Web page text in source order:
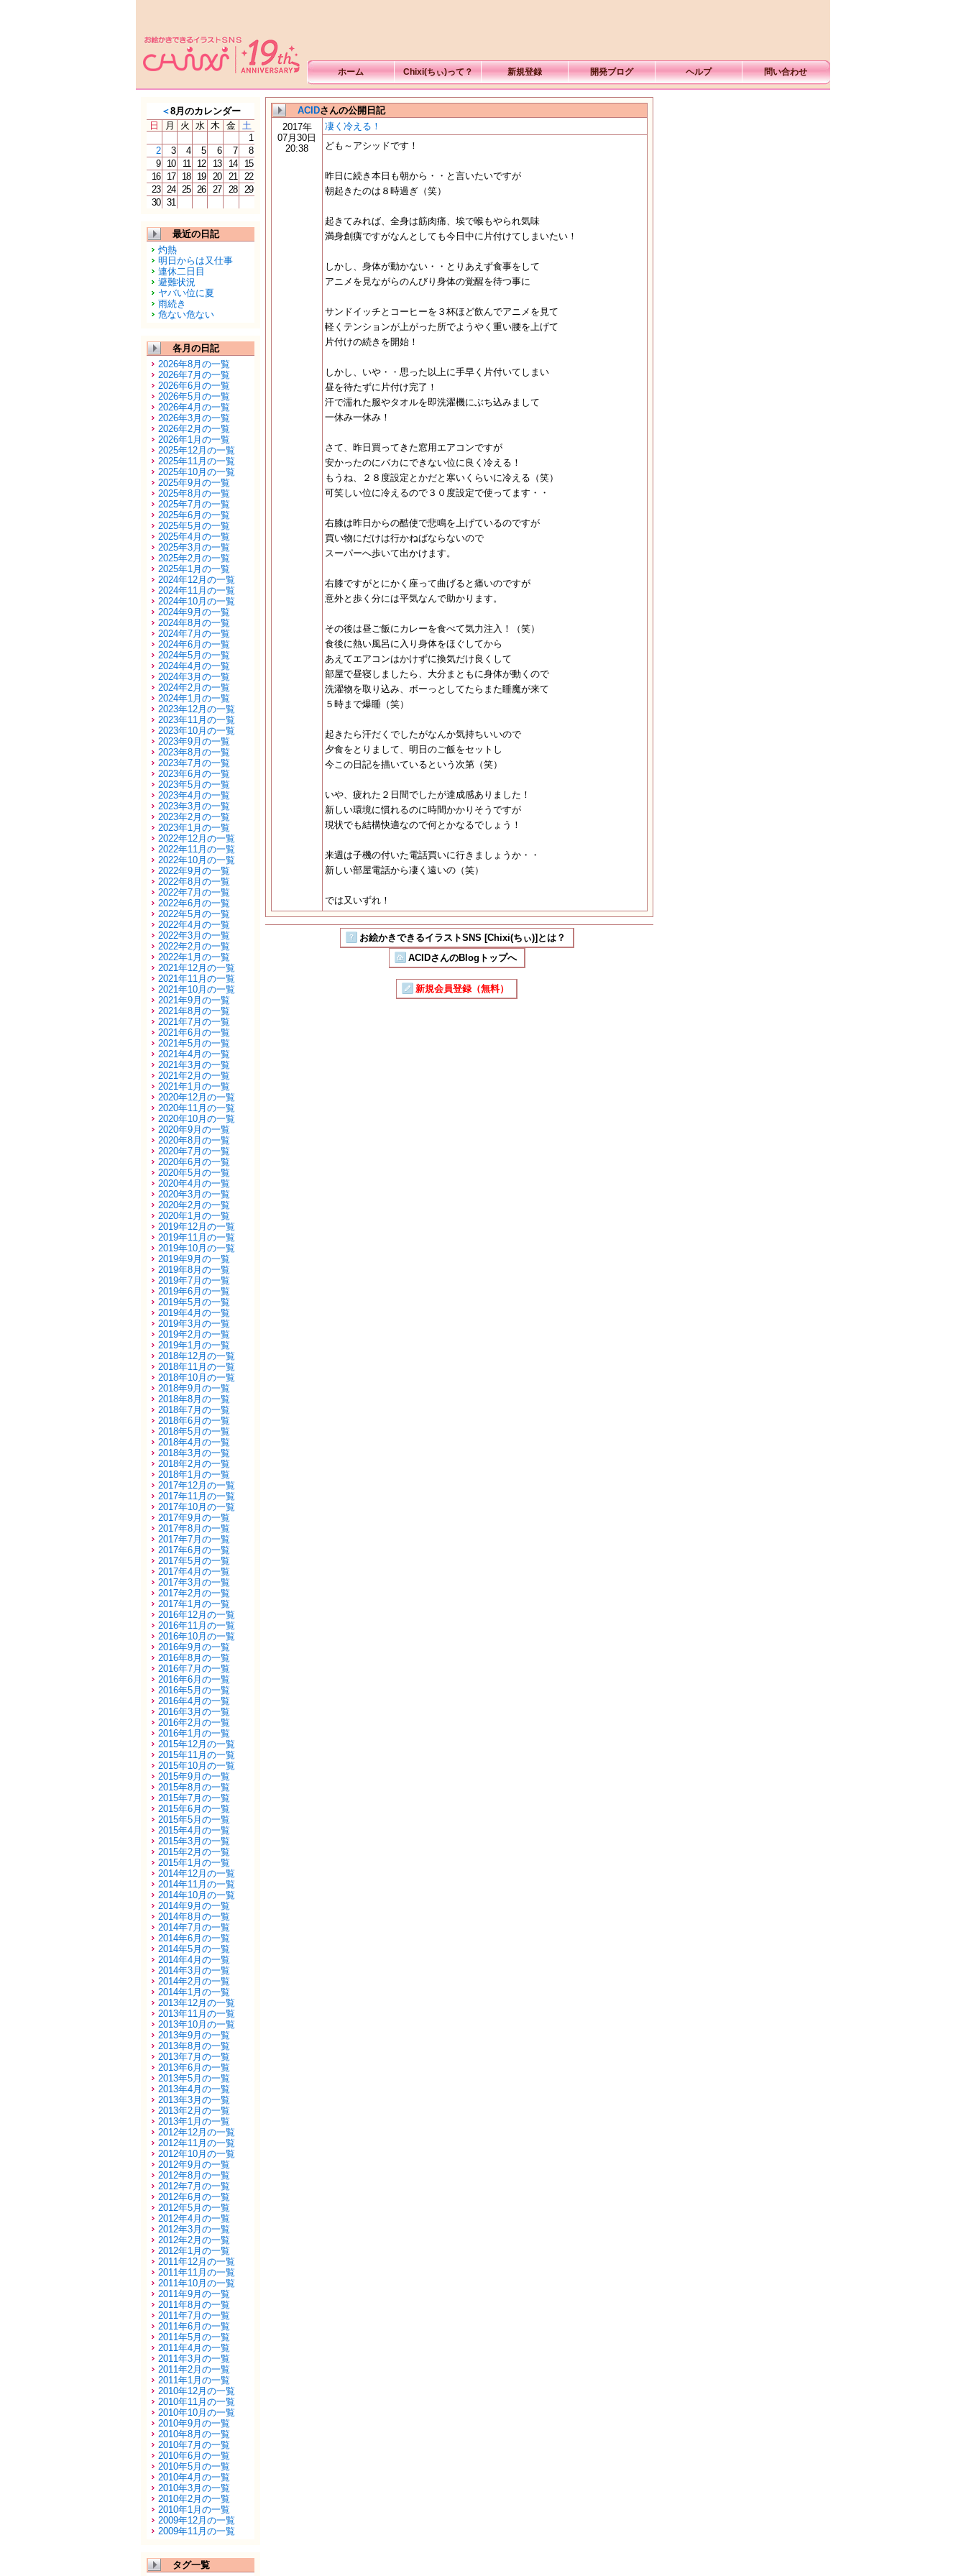
ホーム Chixi(ちぃ)って？ 新規登録 開発ブログ ヘルプ 問い合わせ
＜8月のカレンダー
日
月 火 水 木 金 土
1
2
3 4 5 6 7
8
9
10 11 12 13 14
15
16
17 18 19 20 21
22
23 24 25 26 27 28
29
30 31
最近の日記
灼熱
明日からは又仕事
連休二日目
避難状況
ヤバい位に夏
雨続き
危ない危ない
各月の日記
2026年8月の一覧
2026年7月の一覧
2026年6月の一覧
2026年5月の一覧
2026年4月の一覧
2026年3月の一覧
2026年2月の一覧
2026年1月の一覧
2025年12月の一覧
2025年11月の一覧
2025年10月の一覧
2025年9月の一覧
2025年8月の一覧
2025年7月の一覧
2025年6月の一覧
2025年5月の一覧
2025年4月の一覧
2025年3月の一覧
2025年2月の一覧
2025年1月の一覧
2024年12月の一覧
2024年11月の一覧
2024年10月の一覧
2024年9月の一覧
2024年8月の一覧
2024年7月の一覧
2024年6月の一覧
2024年5月の一覧
2024年4月の一覧
2024年3月の一覧
2024年2月の一覧
2024年1月の一覧
2023年12月の一覧
2023年11月の一覧
2023年10月の一覧
2023年9月の一覧
2023年8月の一覧
2023年7月の一覧
2023年6月の一覧
2023年5月の一覧
2023年4月の一覧
2023年3月の一覧
2023年2月の一覧
2023年1月の一覧
2022年12月の一覧
2022年11月の一覧
2022年10月の一覧
2022年9月の一覧
2022年8月の一覧
2022年7月の一覧
2022年6月の一覧
2022年5月の一覧
2022年4月の一覧
2022年3月の一覧
2022年2月の一覧
2022年1月の一覧
2021年12月の一覧
2021年11月の一覧
2021年10月の一覧
2021年9月の一覧
2021年8月の一覧
2021年7月の一覧
2021年6月の一覧
2021年5月の一覧
2021年4月の一覧
2021年3月の一覧
2021年2月の一覧
2021年1月の一覧
2020年12月の一覧
2020年11月の一覧
2020年10月の一覧
2020年9月の一覧
2020年8月の一覧
2020年7月の一覧
2020年6月の一覧
2020年5月の一覧
2020年4月の一覧
2020年3月の一覧
2020年2月の一覧
2020年1月の一覧
2019年12月の一覧
2019年11月の一覧
2019年10月の一覧
2019年9月の一覧
2019年8月の一覧
2019年7月の一覧
2019年6月の一覧
2019年5月の一覧
2019年4月の一覧
2019年3月の一覧
2019年2月の一覧
2019年1月の一覧
2018年12月の一覧
2018年11月の一覧
2018年10月の一覧
2018年9月の一覧
2018年8月の一覧
2018年7月の一覧
2018年6月の一覧
2018年5月の一覧
2018年4月の一覧
2018年3月の一覧
2018年2月の一覧
2018年1月の一覧
2017年12月の一覧
2017年11月の一覧
2017年10月の一覧
2017年9月の一覧
2017年8月の一覧
2017年7月の一覧
2017年6月の一覧
2017年5月の一覧
2017年4月の一覧
2017年3月の一覧
2017年2月の一覧
2017年1月の一覧
2016年12月の一覧
2016年11月の一覧
2016年10月の一覧
2016年9月の一覧
2016年8月の一覧
2016年7月の一覧
2016年6月の一覧
2016年5月の一覧
2016年4月の一覧
2016年3月の一覧
2016年2月の一覧
2016年1月の一覧
2015年12月の一覧
2015年11月の一覧
2015年10月の一覧
2015年9月の一覧
2015年8月の一覧
2015年7月の一覧
2015年6月の一覧
2015年5月の一覧
2015年4月の一覧
2015年3月の一覧
2015年2月の一覧
2015年1月の一覧
2014年12月の一覧
2014年11月の一覧
2014年10月の一覧
2014年9月の一覧
2014年8月の一覧
2014年7月の一覧
2014年6月の一覧
2014年5月の一覧
2014年4月の一覧
2014年3月の一覧
2014年2月の一覧
2014年1月の一覧
2013年12月の一覧
2013年11月の一覧
2013年10月の一覧
2013年9月の一覧
2013年8月の一覧
2013年7月の一覧
2013年6月の一覧
2013年5月の一覧
2013年4月の一覧
2013年3月の一覧
2013年2月の一覧
2013年1月の一覧
2012年12月の一覧
2012年11月の一覧
2012年10月の一覧
2012年9月の一覧
2012年8月の一覧
2012年7月の一覧
2012年6月の一覧
2012年5月の一覧
2012年4月の一覧
2012年3月の一覧
2012年2月の一覧
2012年1月の一覧
2011年12月の一覧
2011年11月の一覧
2011年10月の一覧
2011年9月の一覧
2011年8月の一覧
2011年7月の一覧
2011年6月の一覧
2011年5月の一覧
2011年4月の一覧
2011年3月の一覧
2011年2月の一覧
2011年1月の一覧
2010年12月の一覧
2010年11月の一覧
2010年10月の一覧
2010年9月の一覧
2010年8月の一覧
2010年7月の一覧
2010年6月の一覧
2010年5月の一覧
2010年4月の一覧
2010年3月の一覧
2010年2月の一覧
2010年1月の一覧
2009年12月の一覧
2009年11月の一覧
タグ一覧
ACIDさんの公開日記
2017年
07月30日
20:38
凄く冷える！
ども～アシッドです！
昨日に続き本日も朝から・・と言いたいですが
朝起きたのは８時過ぎ（笑）
起きてみれば、全身は筋肉痛、埃で喉もやられ気味
満身創痍ですがなんとしても今日中に片付けてしまいたい！
しかし、身体が動かない・・とりあえず食事をして
アニメを見ながらのんびり身体の覚醒を待つ事に
サンドイッチとコーヒーを３杯ほど飲んでアニメを見て
軽くテンションが上がった所でようやく重い腰を上げて
片付けの続きを開始！
しかし、いや・・思った以上に手早く片付いてしまい
昼を待たずに片付け完了！
汗で濡れた服やタオルを即洗濯機にぶち込みまして
一休み一休み！
さて、昨日買ってきた窓用エアコンですが
安かったのにバカにできない位に良く冷える！
もうね、２８度設定とかだと寒いくらいに冷える（笑）
可笑しい位に冷えるので３０度設定で使ってます・・
右膝は昨日からの酷使で悲鳴を上げているのですが
買い物にだけは行かねばならないので
スーパーへ歩いて出かけます。
右膝ですがとにかく座って曲げると痛いのですが
意外と歩く分には平気なんで助かります。
その後は昼ご飯にカレーを食べて気力注入！（笑）
食後に熱い風呂に入り身体をほぐしてから
あえてエアコンはかけずに換気だけ良くして
部屋で昼寝しましたら、大分まともに身体が動くので
洗濯物を取り込み、ボーっとしてたらまた睡魔が来て
５時まで爆睡（笑）
起きたら汗だくでしたがなんか気持ちいいので
夕食をとりまして、明日のご飯をセットし
今この日記を描いているという次第（笑）
いや、疲れた２日間でしたが達成感ありました！
新しい環境に慣れるのに時間かかりそうですが
現状でも結構快適なので何とかなるでしょう！
来週は子機の付いた電話買いに行きましょうか・・
新しい部屋電話から凄く遠いの（笑）
では又いずれ！
お絵かきできるイラストSNS [Chixi(ちぃ)]とは？
ACIDさんのBlogトップへ
新規会員登録（無料）